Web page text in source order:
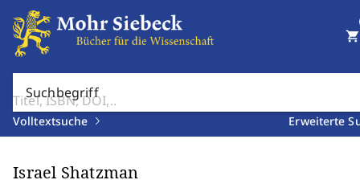
Suchbegriff
Volltextsuche Erweiterte
shopping_cart
Israel Shatzman